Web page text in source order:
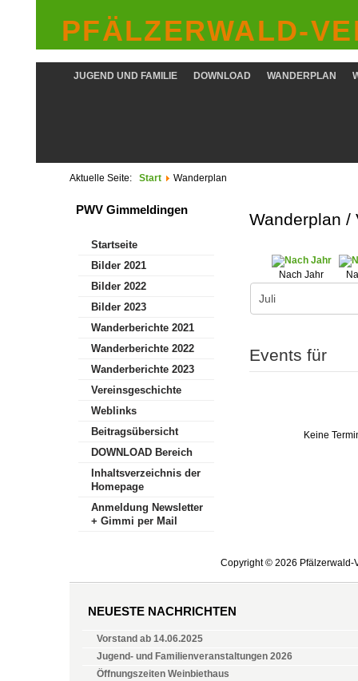
PFÄLZERWALD-
WANDERPLAN
DOWNLOAD
JUGEND UND FAMILIE
Aktuelle Seite: Start Wanderplan
Wanderplan /
Nach Jahr
Events für
Keine
PWV Gimmeldingen
Startseite
Bilder 2021
Bilder 2022
Bilder 2023
Wanderberichte 2021
Wanderberichte 2022
Wanderberichte 2023
Vereinsgeschichte
Weblinks
Beitragsübersicht
DOWNLOAD Bereich
Inhaltsverzeichnis der
Homepage
Anmeldung Newsletter
+ Gimmi per Mail
Copyright © 2026 Pfälzerwald-
NEUESTE NACHRICHTEN
Vorstand ab 14.06.2025
Jugend- und Familienveranstaltungen 2026
Öffnungszeiten Weinbiethaus